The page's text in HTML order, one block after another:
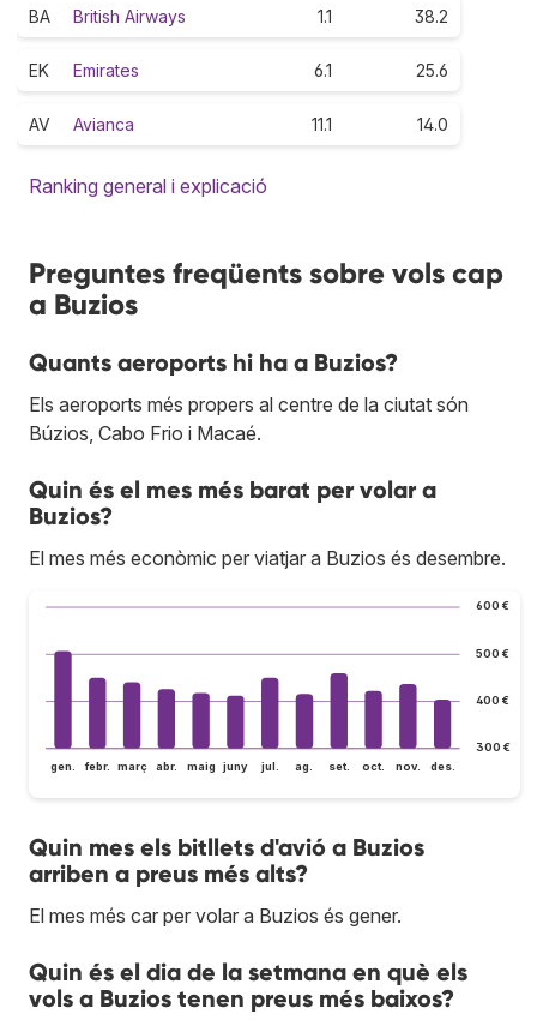
BA British Airways 1.1 38.2
EK Emirates 6.1 25.6
AV Avianca 11.1 14.0
Ranking general i explicació
Preguntes freqüents sobre vols cap
a Buzios
Quants aeroports hi ha a Buzios?
Els aeroports més propers al centre de la ciutat són
Búzios, Cabo Frio i Macaé.
Quin és el mes més barat per volar a
Buzios?
El mes més econòmic per viatjar a Buzios és desembre.
300 €
400 €
500 €
600 €
gen. febr. març abr. maig juny jul. ag. set. oct. nov. des.
Quin mes els bitllets d'avió a Buzios
arriben a preus més alts?
El mes més car per volar a Buzios és gener.
Quin és el dia de la setmana en què els
vols a Buzios tenen preus més baixos?